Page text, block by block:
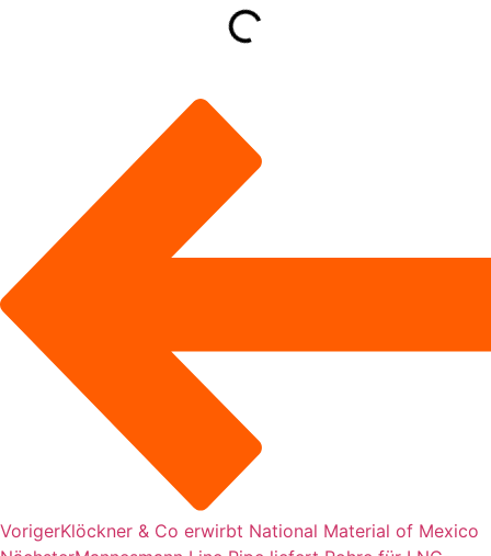
VorigerKlöckner & Co erwirbt National Material of Mexico